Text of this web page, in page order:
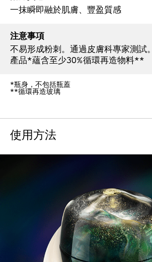
一抹瞬即融於肌膚、豐盈質感
注意事項
不易形成粉刺。通過皮膚科專家測試。
產品*蘊含至少30%循環再造物料**
*瓶身，不包括瓶蓋
**循環再造玻璃
使用方法